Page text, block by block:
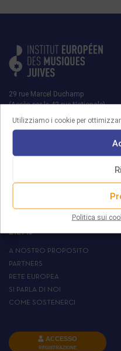
Utilizziamo i cookie per
Politica sui
29 rue Marcel Duchamp
(Accès par le 42 rue Nationale)
MRJ
L’IEMJ
A NOSTRO PROPOSITO
PARTNERS
RETE EUROPEA
SI PARLA DI NOI
COME SOSTENERCI
ACCESSO
REGISTRAZIONE